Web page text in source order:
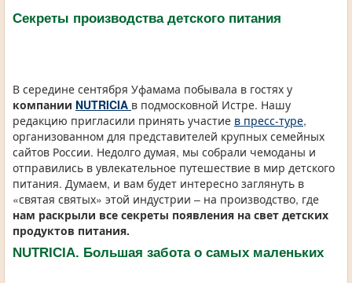
Секреты производства детского питания
В середине сентября Уфамама побывала в гостях у
компании NUTRICIA в подмосковной Истре. Нашу
редакцию пригласили принять участие в пресс-туре,
организованном для представителей крупных семейных
сайтов России. Недолго думая, мы собрали чемоданы и
отправились в увлекательное путешествие в мир детского
питания. Думаем, и вам будет интересно заглянуть в
«святая святых» этой индустрии – на производство, где
нам раскрыли все секреты появления на свет детских
продуктов питания.
NUTRICIA. Большая забота о самых маленьких